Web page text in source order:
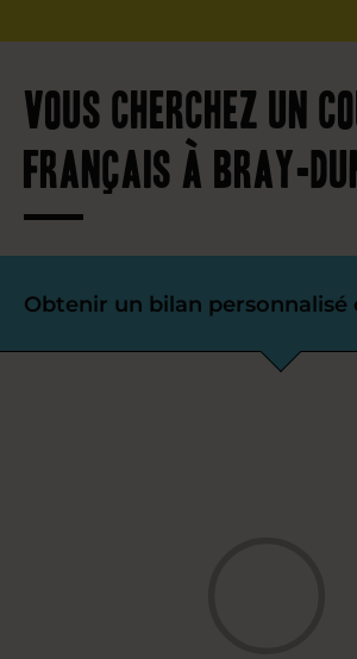
Vous cherchez un
français à Bray-
Obtenir un bilan personnalisé